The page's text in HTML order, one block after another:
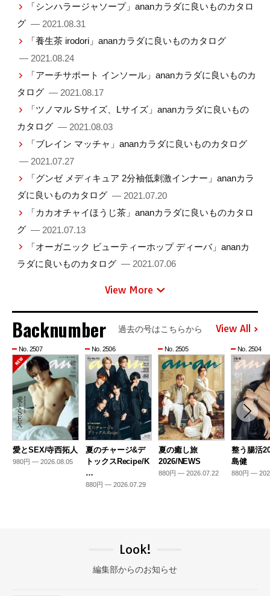
「シンハラージャソープ」ananカラダに良いものカタロ
グ — 2021.08.31
「養生茶 irodori」ananカラダに良いものカタログ
— 2021.08.24
「アーチサポート インソール」ananカラダに良いものカ
タログ — 2021.08.17
「ツノマル Sサイズ、Lサイズ」ananカラダに良いもの
カタログ — 2021.08.03
「ブレイン マッチャ」ananカラダに良いものカタログ
— 2021.07.27
「グンゼ メディキュア 2分袖低刺激インナー」ananカラ
ダに良いものカタログ — 2021.07.20
「カカオチャイほうじ茶」ananカラダに良いものカタロ
グ — 2021.07.13
「オーガニック ビューティーホップ ディーバ」ananカ
ラダに良いものカタログ — 2021.07.06
View More
Backnumber 過去の号はこちらから View All
No. 2507
愛とSEX/寺西拓人
980円 — 2026.08.05
No. 2506
夏のチャージ&デ
トックスRecipe/K
…
880円 — 2026.07.29
No. 2505
夏の癒し旅
2026/NEWS
880円 — 2026.07.22
No. 2504
整う腸活
島健
880円 —
Look!
編集部からのお知らせ